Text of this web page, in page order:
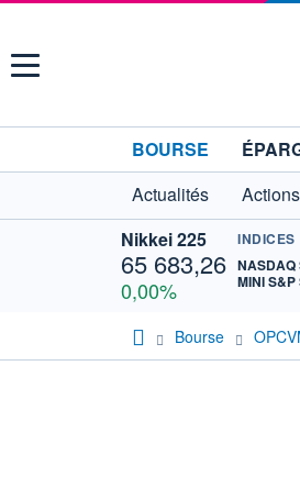
Menu
BOURSE
Actualités
Actions
Nikkei 225
65 683,26
0,00%
INDICES
NASDAQ
MINI S&P
Bourse